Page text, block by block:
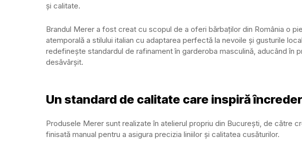
și calitate.
Brandul Merer a fost creat cu scopul de a oferi bărbaților din România o
atemporală a stilului italian cu adaptarea perfectă la nevoile și gusturile
redefinește standardul de rafinament în garderoba masculină, aducând în
desăvârșit.
Un standard de calitate care inspiră
Produsele Merer sunt realizate în atelierul propriu din București, de către
finisată manual pentru a asigura precizia liniilor și calitatea cusăturilor.